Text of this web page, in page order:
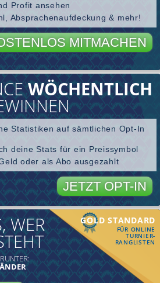
Profit ansehen
Absprachenaufdeckung & mehr!
MITMACHEN
WÖCHENTLICH
Statistiken auf sämtlichen Opt-In
deine Stats für ein Preissymbol
oder als Abo ausgezahlt
JETZT OPT-IN
GOLD STANDARD
FÜR ONLINE
TURNIER-
RANGLISTEN
WER